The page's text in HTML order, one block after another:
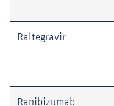
Raltegravir
Ranibizumab